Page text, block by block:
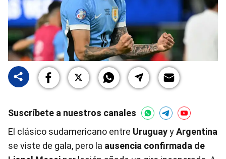
Suscríbete a nuestros canales
El clásico sudamericano entre UruguayyArgentina
se viste de gala, pero la ausencia confirmada de